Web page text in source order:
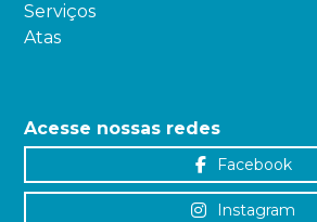
Serviços
Atas
Acesse nossas redes
Facebook
Instagram